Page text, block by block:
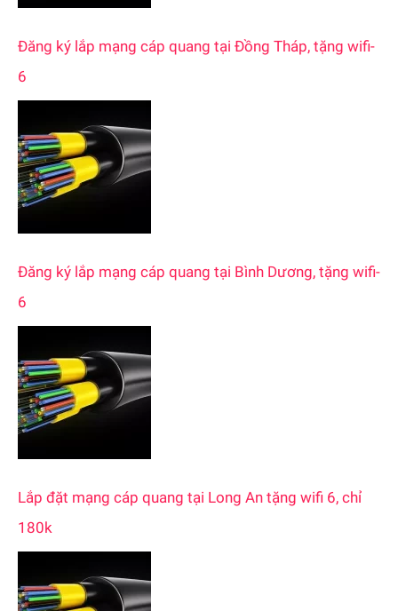
Đăng ký lắp mạng cáp quang tại Đồng Tháp, tặng wifi-
6
Đăng ký lắp mạng cáp quang tại Bình Dương, tặng wifi-
6
Lắp đặt mạng cáp quang tại Long An tặng wifi 6, chỉ
180k